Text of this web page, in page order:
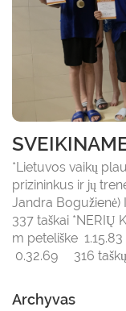
*Lietuvos vaikų
prizininkus ir jų
Jandra
337 taškai *NERIŲ
m peteliške
0.32.69 316 taškų
Archyvas